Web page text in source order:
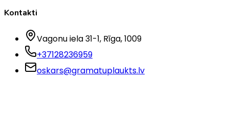
Kontakti
Vagonu iela 31-1, Rīga, 1009
+37128236959
oskars@gramatuplaukts.lv